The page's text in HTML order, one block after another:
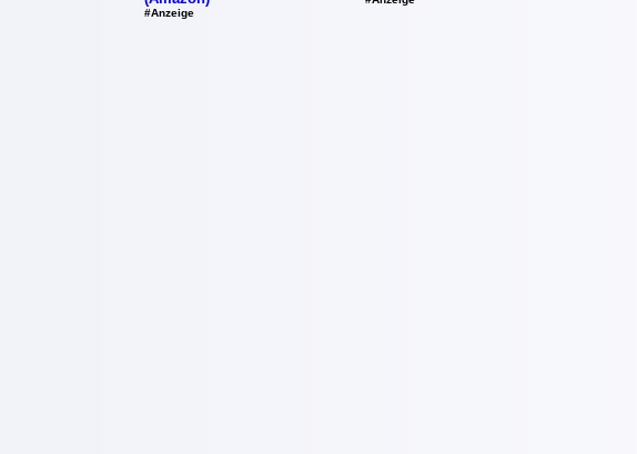
#Anzeige